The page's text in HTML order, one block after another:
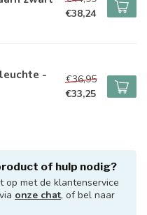
€38,24
-
€36,95
€33,25
of hulp nodig?
op met de klantenservice
onze chat, of bel naar